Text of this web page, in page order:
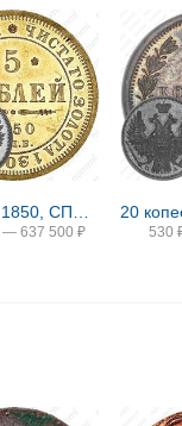
— 637 500 ₽ 530